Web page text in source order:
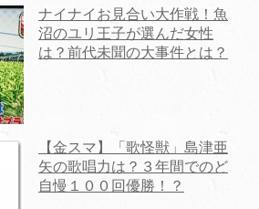
ナイナイお見合い大作戦！魚
沼のユリ王子が選んだ女性
は？前代未聞の大事件とは？
【金スマ】「歌怪獣」島津亜
矢の歌唱力は？３年間でのど
自慢１００回優勝！？